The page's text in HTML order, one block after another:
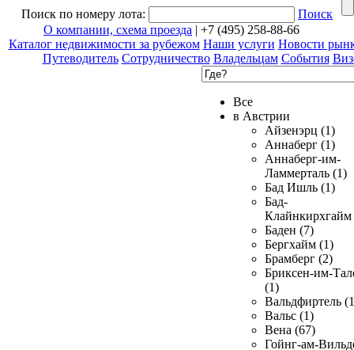
Поиск по номеру лота:
Поиск
О компании, схема проезда | +7 (495) 258-88-66
Каталог недвижимости за рубежом Наши услуги Новости
Путеводитель Сотрудничество Владельцам События
Все
в Австрии
Айзенэрц (1)
Аннаберг (1)
Аннаберг-им-
Ламмерталь (1)
Бад Ишль (1)
Бад-
Клайнкирхгайм
Баден (7)
Бергхайм (1)
Брамберг (2)
Бриксен-им-
(1)
Вальдфиртель
Вальс (1)
Вена (67)
Гойнг-ам-